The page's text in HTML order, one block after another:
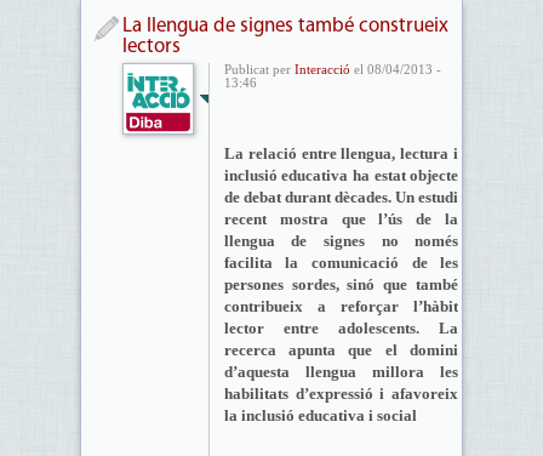
La llengua de signes també construeix
lectors
Publicat per Interacció el 08/04/2013 -
13:46
La relació entre llengua, lectura i
inclusió educativa ha estat objecte
de debat durant dècades. Un estudi
recent mostra que l’ús de la
llengua de signes no només
facilita la comunicació de les
persones sordes, sinó que també
contribueix a reforçar l’hàbit
lector entre adolescents. La
recerca apunta que el domini
d’aquesta llengua millora les
habilitats d’expressió i afavoreix
la inclusió educativa i social